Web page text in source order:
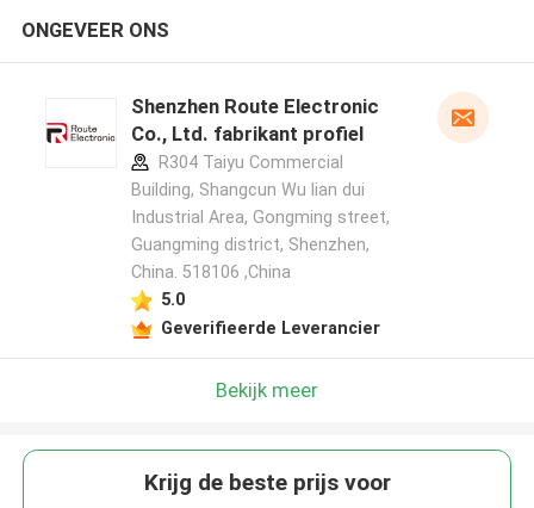
ONGEVEER ONS
Shenzhen Route Electronic
Co., Ltd. fabrikant profiel
R304 Taiyu Commercial
Building, Shangcun Wu lian dui
Industrial Area, Gongming street,
Guangming district, Shenzhen,
China. 518106 ,China
5.0
Geverifieerde Leverancier
Bekijk meer
Krijg de beste prijs voor